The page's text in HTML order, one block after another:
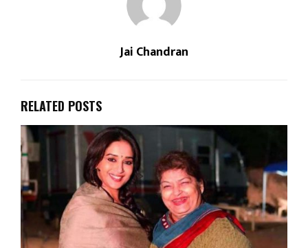
Jai Chandran
RELATED POSTS